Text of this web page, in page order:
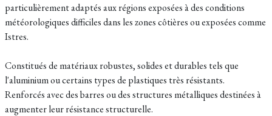
particulièrement adaptés aux régions exposées à des conditions
météorologiques difficiles dans les zones côtières ou exposées comme
Istres.
Constitués de matériaux robustes, solides et durables tels que
l'aluminium ou certains types de plastiques très résistants.
Renforcés avec des barres ou des structures métalliques destinées à
augmenter leur résistance structurelle.